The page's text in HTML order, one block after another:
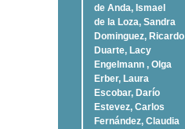
de Anda, Ismael
de la Loza, Sandra
Dominguez, Ricardo
Duarte, Lacy
Engelmann , Olga
Erber, Laura
Escobar, Darío
Estevez, Carlos
Fernández, Claudia